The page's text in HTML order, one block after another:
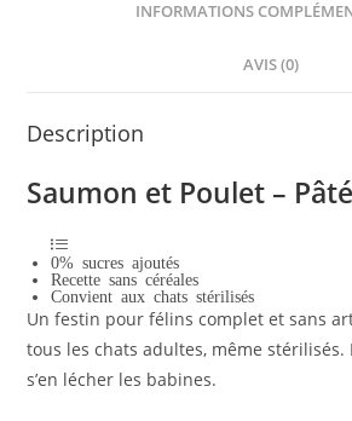
INFORMATIONS
AVIS (0)
Description
Saumon et Poulet – Pâté
0% sucres ajoutés
Recette sans céréales
Convient aux chats stérilisés
Un festin pour félins complet et sans
tous les chats adultes, même stérilisés.
s’en lécher les babines.